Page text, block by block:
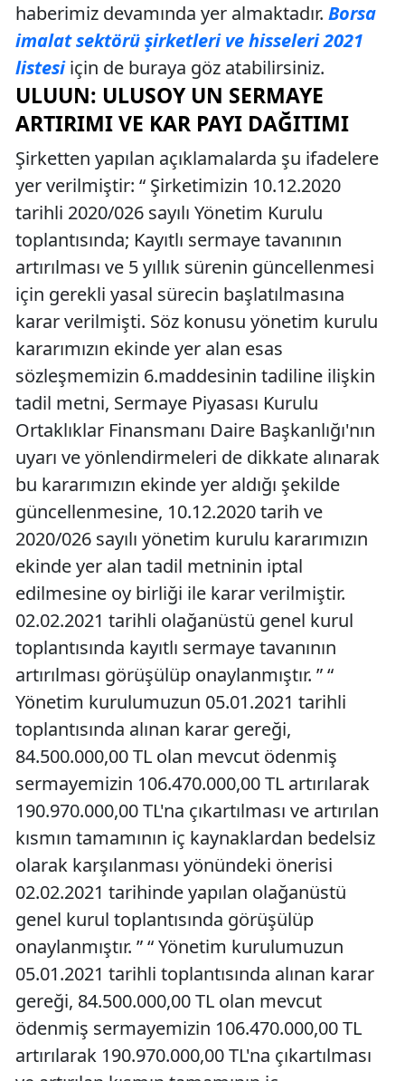
haberimiz devamında yer almaktadır. Borsa
imalat sektörü şirketleri ve hisseleri 2021
listesiiçin de buraya göz atabilirsiniz.
ULUUN: ULUSOY UN SERMAYE
ARTIRIMI VE KAR PAYI DAĞITIMI
Şirketten yapılan açıklamalarda şu ifadelere
yer verilmiştir: “ Şirketimizin 10.12.2020
tarihli 2020/026 sayılı Yönetim Kurulu
toplantısında; Kayıtlı sermaye tavanının
artırılması ve 5 yıllık sürenin güncellenmesi
için gerekli yasal sürecin başlatılmasına
karar verilmişti. Söz konusu yönetim kurulu
kararımızın ekinde yer alan esas
sözleşmemizin 6.maddesinin tadiline ilişkin
tadil metni, Sermaye Piyasası Kurulu
Ortaklıklar Finansmanı Daire Başkanlığı'nın
uyarı ve yönlendirmeleri de dikkate alınarak
bu kararımızın ekinde yer aldığı şekilde
güncellenmesine, 10.12.2020 tarih ve
2020/026 sayılı yönetim kurulu kararımızın
ekinde yer alan tadil metninin iptal
edilmesine oy birliği ile karar verilmiştir.
02.02.2021 tarihli olağanüstü genel kurul
toplantısında kayıtlı sermaye tavanının
artırılması görüşülüp onaylanmıştır. ” “
Yönetim kurulumuzun 05.01.2021 tarihli
toplantısında alınan karar gereği,
84.500.000,00 TL olan mevcut ödenmiş
sermayemizin 106.470.000,00 TL artırılarak
190.970.000,00 TL'na çıkartılması ve artırılan
kısmın tamamının iç kaynaklardan bedelsiz
olarak karşılanması yönündeki önerisi
02.02.2021 tarihinde yapılan olağanüstü
genel kurul toplantısında görüşülüp
onaylanmıştır. ” “ Yönetim kurulumuzun
05.01.2021 tarihli toplantısında alınan karar
gereği, 84.500.000,00 TL olan mevcut
ödenmiş sermayemizin 106.470.000,00 TL
artırılarak 190.970.000,00 TL'na çıkartılması